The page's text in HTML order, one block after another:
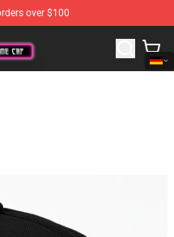
over $100
Store of Anime Cap